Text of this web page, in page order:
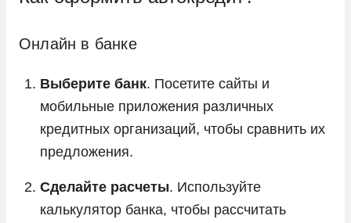
Онлайн в банке
Выберите банк. Посетите сайты и
мобильные приложения различных
кредитных организаций, чтобы сравнить их
предложения.
Сделайте расчеты. Используйте
калькулятор банка, чтобы рассчитать